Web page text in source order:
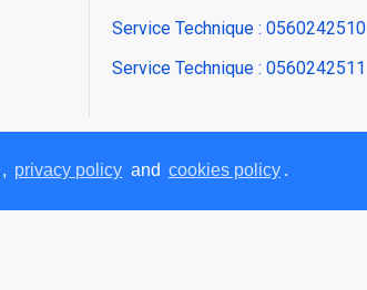
, privacy policy and cookies policy .
Service Technique : 0560242510
Service Technique : 0560242511